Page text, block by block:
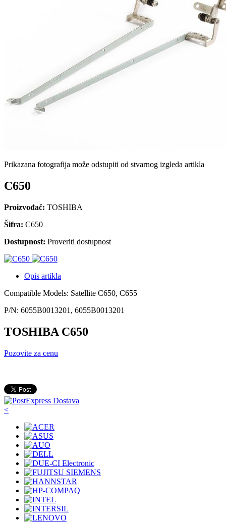
Prikazana fotografija može odstupiti od stvarnog izgleda artikla
C650
Proizvođač: TOSHIBA
Šifra: C650
Dostupnost: Proveriti dostupnost
Opis artikla
Compatible Models: Satellite C650, C655
P/N: 6055B0013201, 6055B0013201
TOSHIBA C650
Pozovite za cenu
<